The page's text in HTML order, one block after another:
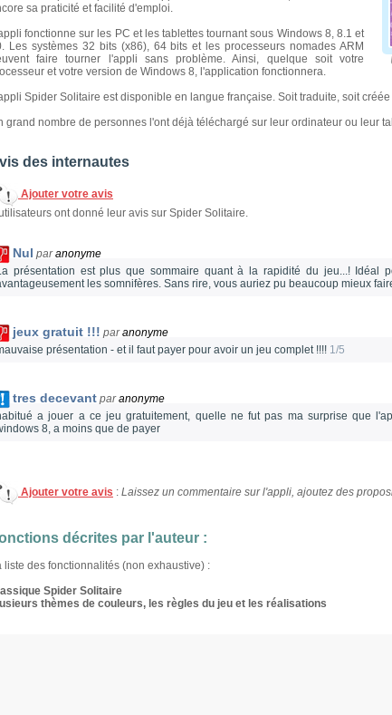
sa praticité et facilité d'emploi.
fonctionne sur les PC et les tablettes tournant sous Windows 8, 8.1 et
Les systèmes 32 bits (x86), 64 bits et les processeurs nomades ARM
faire tourner l'appli sans problème. Ainsi, quelque soit votre
et votre version de Windows 8, l'application fonctionnera.
Spider Solitaire est disponible en langue française. Soit traduite, soit
grand nombre de personnes l'ont déjà téléchargé sur leur ordinateur ou leur
des internautes
Ajouter votre avis
ont donné leur avis sur Spider Solitaire.
Nul paranonyme
présentation est plus que sommaire quant à la rapidité du jeu...! Idéal
les somnifères. Sans rire, vous auriez pu beaucoup mieux
jeux gratuit !!! paranonyme
présentation - et il faut payer pour avoir un jeu complet !!!! 1/5
tres decevant paranonyme
a jouer a ce jeu gratuitement, quelle ne fut pas ma surprise que
8, a moins que de payer
Ajouter votre avis : Laissez un commentaire sur l'appli, ajoutez des
décrites par l'auteur :
liste des fonctionnalités (non exhaustive) :
Spider Solitaire
thèmes de couleurs, les règles du jeu et les réalisations